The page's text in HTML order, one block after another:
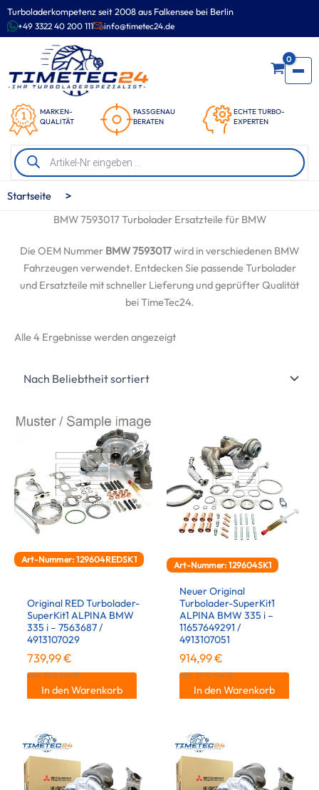
Turboladerkompetenz seit 2008 aus Falkensee bei Berlin
+49 3322 40 200 111 info@timetec24.de
MARKEN-
QUALITÄT
PASSGENAU
BERATEN
ECHTE TURBO-
EXPERTEN
0
Products
search
Zum
Inhalt
springen
Startseite >
BMW 7593017 Turbolader Ersatzteile für BMW
Die OEM Nummer BMW 7593017wird in verschiedenen BMW
Fahrzeugen verwendet. Entdecken Sie passende Turbolader
und Ersatzteile mit schneller Lieferung und geprüfter Qualität
bei TimeTec24.
Alle 4 Ergebnisse werden angezeigtNach
Art-Nummer: 129604REDSK1
Original RED Turbolader-
SuperKit1 ALPINA BMW
335 i – 7563687 /
4913107029
739,99€
inkl. 19 % MwSt.
In den Warenkorb
Art-Nummer: 129604SK1
Neuer Original
Turbolader-SuperKit1
ALPINA BMW 335 i –
11657649291 /
4913107051
914,99€
inkl. 19 % MwSt.
In den Warenkorb